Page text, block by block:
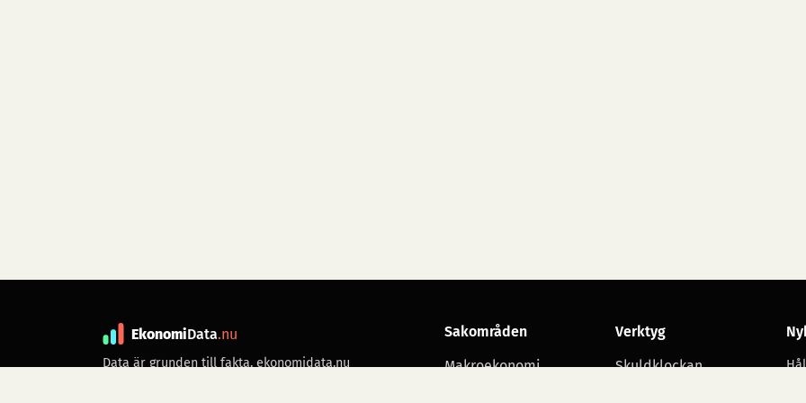
EkonomiData.nu
Data är grunden till fakta. ekonomidata.nu
Sakområden
Makroekonomi
Verktyg
Skuldklockan